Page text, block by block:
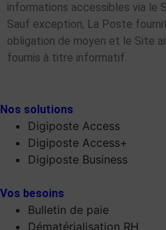
informations accessibles via le
Sauf exception, La Poste
obligation de moyen et le Site
fournis à titre informatif.
Nos solutions
Digiposte Access
Digiposte Access+
Digiposte Business
Vos besoins
Bulletin de paie
Dématérialisation RH